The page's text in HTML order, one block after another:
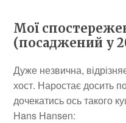
Мої
(посаджений у
Дуже незвична,
хост. Наростає досить
дочекатись ось такого
Hans Hansen: